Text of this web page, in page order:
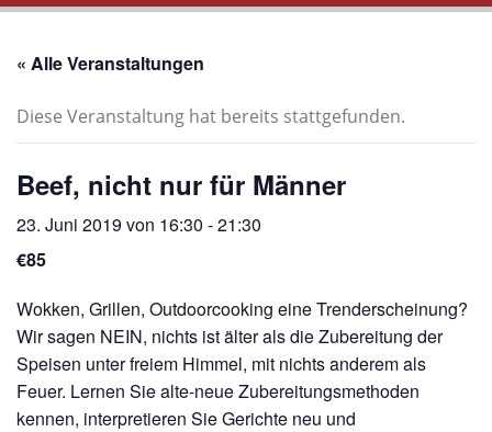
« Alle Veranstaltungen
Diese Veranstaltung hat bereits stattgefunden.
Beef, nicht nur für Männer
23. Juni 2019 von 16:30 -21:30
€85
Wokken, Grillen, Outdoorcooking eine Trenderscheinung?
Wir sagen NEIN, nichts ist älter als die Zubereitung der
Speisen unter freiem Himmel, mit nichts anderem als
Feuer. Lernen Sie alte-neue Zubereitungsmethoden
kennen, interpretieren Sie Gerichte neu und